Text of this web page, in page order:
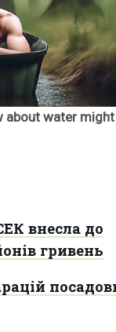
внесла до
гривень